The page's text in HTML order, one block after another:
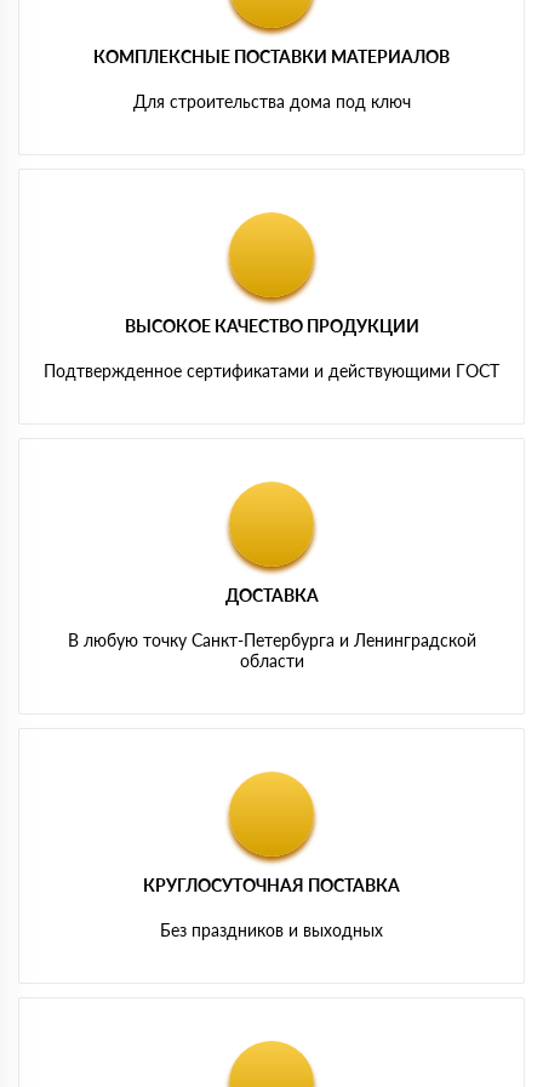
КОМПЛЕКСНЫЕ ПОСТАВКИ МАТЕРИАЛОВ
Для строительства дома под ключ
ВЫСОКОЕ КАЧЕСТВО ПРОДУКЦИИ
Подтвержденное сертификатами и действующими ГОСТ
ДОСТАВКА
В любую точку Санкт-Петербурга и Ленинградской
области
КРУГЛОСУТОЧНАЯ ПОСТАВКА
Без праздников и выходных